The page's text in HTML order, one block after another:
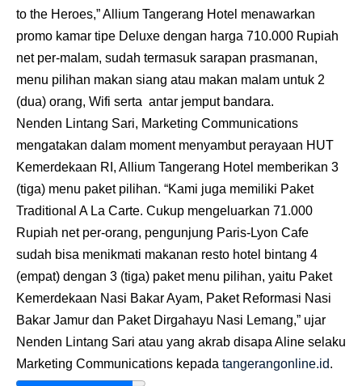
to the Heroes,” Allium Tangerang Hotel menawarkan
promo kamar tipe Deluxe dengan harga 710.000 Rupiah
net per-malam, sudah termasuk sarapan prasmanan,
menu pilihan makan siang atau makan malam untuk 2
(dua) orang, Wifi serta antar jemput bandara.
Nenden Lintang Sari, Marketing Communications
mengatakan dalam moment menyambut perayaan HUT
Kemerdekaan RI, Allium Tangerang Hotel memberikan 3
(tiga) menu paket pilihan. “Kami juga memiliki Paket
Traditional A La Carte. Cukup mengeluarkan 71.000
Rupiah net per-orang, pengunjung Paris-Lyon Cafe
sudah bisa menikmati makanan resto hotel bintang 4
(empat) dengan 3 (tiga) paket menu pilihan, yaitu Paket
Kemerdekaan Nasi Bakar Ayam, Paket Reformasi Nasi
Bakar Jamur dan Paket Dirgahayu Nasi Lemang,” ujar
Nenden Lintang Sari atau yang akrab disapa Aline selaku
Marketing Communications kepada tangerangonline.id.